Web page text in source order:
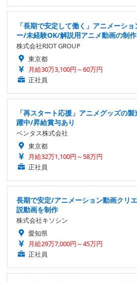
「長期で安定して働く」アニメーシ
ー/未経験OK/解説用アニメ動画の制作
株式会社RIOT GROUP
東京都
月給30万3,100円～60万円
正社員
「再スタート応援」アニメグッズの
躍中/昇給賞与あり
ベンタス株式会社
東京都
月給32万1,100円～58万円
正社員
長期で安定/アニメーション動画クリ
説動画を制作
株式会社キソシン
愛知県
月給29万7,000円～45万円
正社員